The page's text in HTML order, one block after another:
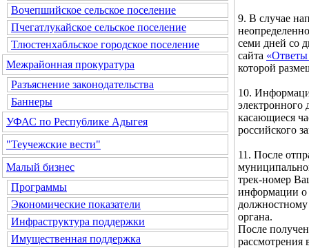
Вочепшийское сельское поселение
Пчегатлукайское сельское поселение
Тлюстенхабльское городское поселение
Межрайонная прокуратура
Разъяснение законодательства
Баннеры
УФАС по Республике Адыгея
"Теучежские вести"
Малый бизнес
Программы
Экономические показатели
Инфраструктура поддержки
Имущественная поддержка
9. В случае
семи дней со
сайта «Ответы
которой
10.
электронного
касающиеся
российского
11. После
трек-номер
информации о
должностному
органа.
После
рассмотрения